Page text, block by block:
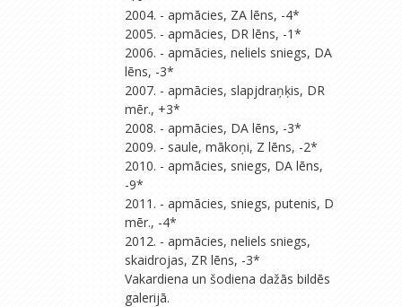
2004. - apmācies, ZA lēns, -4*
2005. - apmācies, DR lēns, -1*
2006. - apmācies, neliels sniegs, DA
lēns, -3*
2007. - apmācies, slapjdraņķis, DR
mēr., +3*
2008. - apmācies, DA lēns, -3*
2009. - saule, mākoņi, Z lēns, -2*
2010. - apmācies, sniegs, DA lēns,
-9*
2011. - apmācies, sniegs, putenis, D
mēr., -4*
2012. - apmācies, neliels sniegs,
skaidrojas, ZR lēns, -3*
Vakardiena un šodiena dažās bildēs
galerijā.